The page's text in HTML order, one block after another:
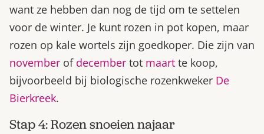
want ze hebben dan nog de tijd om te settelen
voor de winter. Je kunt rozen in pot kopen, maar
rozen op kale wortels zijn goedkoper. Die zijn van
november of december tot maart te koop,
bijvoorbeeld bij biologische rozenkweker De
Bierkreek.
Stap 4: Rozen snoeien najaar